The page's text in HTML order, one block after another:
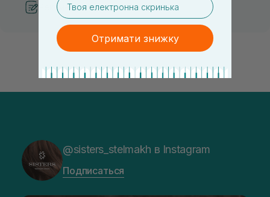
Рекомендации от косметологов
@sisters_stelmakh в Instagram
Подписаться
Отримати знижку